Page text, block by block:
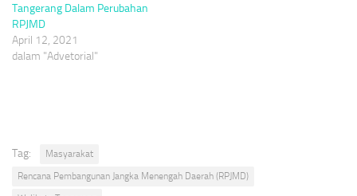
Tangerang Dalam Perubahan
RPJMD
April 12, 2021
dalam "Advetorial"
Tag:
Masyarakat
Rencana Pembangunan Jangka Menengah Daerah (RPJMD)